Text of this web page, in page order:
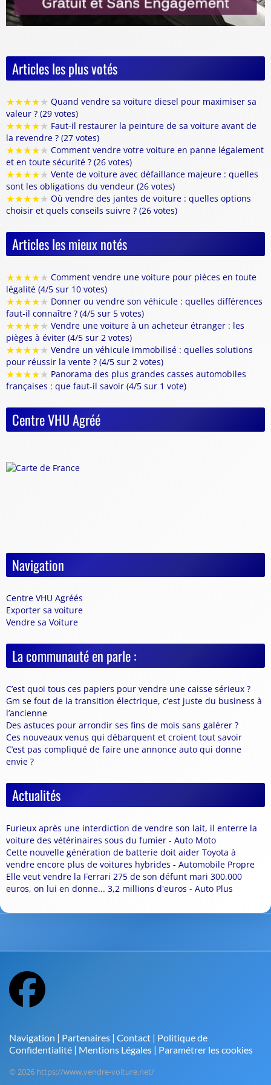
Articles les plus votés
★★★★★ Quand vendre sa voiture diesel pour maximiser sa
valeur ? (29 votes)
★★★★★ Faut-il restaurer la peinture de sa voiture avant de
la revendre ? (27 votes)
★★★★★ Comment vendre votre voiture en panne légalement
et en toute sécurité ? (26 votes)
★★★★★ Vente de voiture avec défaillance majeure : quelles
sont les obligations du vendeur (26 votes)
★★★★★ Où vendre des jantes de voiture : quelles options
choisir et quels conseils suivre ? (26 votes)
Articles les mieux notés
★★★★★ Comment vendre une voiture pour pièces en toute
légalité (4/5 sur 10 votes)
★★★★★ Donner ou vendre son véhicule : quelles différences
faut-il connaître ? (4/5 sur 5 votes)
★★★★★ Vendre une voiture à un acheteur étranger : les
pièges à éviter (4/5 sur 2 votes)
★★★★★ Vendre un véhicule immobilisé : quelles solutions
pour réussir la vente ? (4/5 sur 2 votes)
★★★★★ Panorama des plus grandes casses automobiles
françaises : que faut-il savoir (4/5 sur 1 vote)
Centre VHU Agréé
Navigation
Centre VHU Agréés
Exporter sa voiture
Vendre sa Voiture
La communauté en parle :
C’est quoi tous ces papiers pour vendre une caisse sérieux ?
Gm se fout de la transition électrique, c’est juste du business à
l’ancienne
Des astuces pour arrondir ses fins de mois sans galérer ?
Ces nouveaux venus qui débarquent et croient tout savoir
C’est pas compliqué de faire une annonce auto qui donne
envie ?
Actualités
Furieux après une interdiction de vendre son lait, il enterre la
voiture des vétérinaires sous du fumier - Auto Moto
Cette nouvelle génération de batterie doit aider Toyota à
vendre encore plus de voitures hybrides - Automobile Propre
Elle veut vendre la Ferrari 275 de son défunt mari 300.000
euros, on lui en donne... 3,2 millions d'euros - Auto Plus
Navigation | Partenaires | Contact | Politique de
Confidentialité | Mentions Légales | Paramétrer les cookies
© 2026 https://www.vendre-voiture.net/